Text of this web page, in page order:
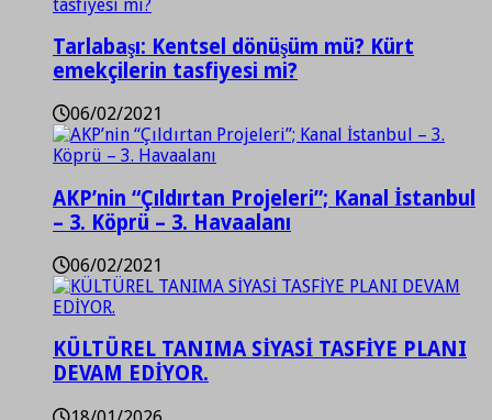
Tarlabaşı: Kentsel dönüşüm mü? Kürt
emekçilerin tasfiyesi mi?
06/02/2021
AKP’nin “Çıldırtan Projeleri”; Kanal İstanbul
– 3. Köprü – 3. Havaalanı
06/02/2021
KÜLTÜREL TANIMA SİYASİ TASFİYE PLANI
DEVAM EDİYOR.